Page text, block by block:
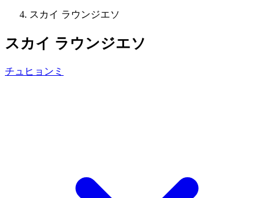
スカイ ラウンジエソ
スカイ ラウンジエソ
チュヒョンミ